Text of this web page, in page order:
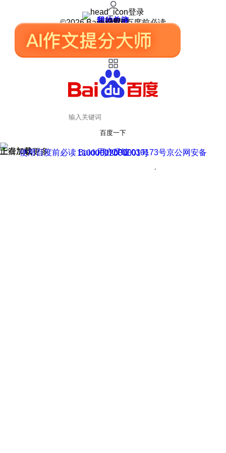
登录
我的关注
我的收藏
皮肤中心
用户反馈
设置
©2026 Baidu 使用百度前必读
百度一下
正在加载
上滑加载更多 用户反馈
使用百度前必读 Baidu 京ICP证030173号
京公网安备11000002000001号